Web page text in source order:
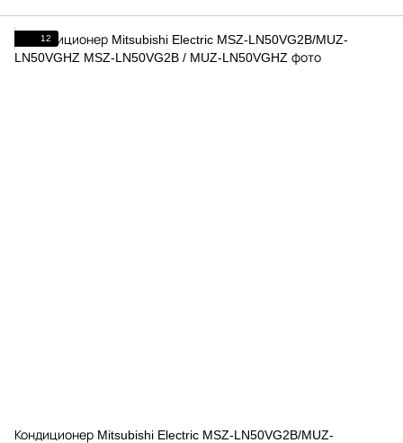
12
Кондиционер Mitsubishi Electric MSZ-LN50VG2B/MUZ-